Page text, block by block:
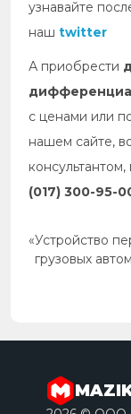
узнавайте
наш twitter
А приобрести
с ценами или
нашем сайте,
(017) 300-95-
«Устройство
грузовых